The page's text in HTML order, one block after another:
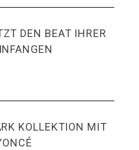
DEN BEAT IHRER
KOLLEKTION MIT